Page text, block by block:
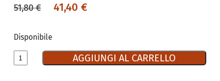
51,80€ 41,40 €
Disponibile
AGGIUNGI AL CARRELLO